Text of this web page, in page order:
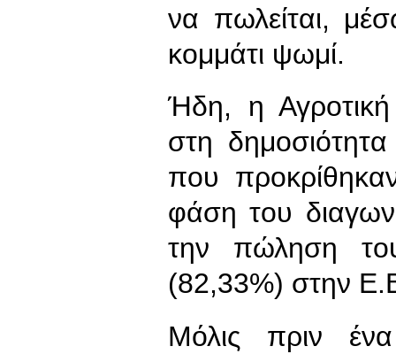
να πωλείται,
κομμάτι ψωμί.
Ήδη, η
στη δημοσιότητα
που
φάση του
την πώληση
(82,33%) στην
Μόλις πριν